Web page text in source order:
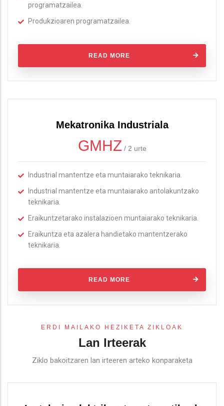
programatzailea.
Produkzioaren programatzailea.
READ MORE
Mekatronika Industriala
GMHZ/ 2 urte
Industrial mantentze eta muntaiarako teknikaria.
Industrial mantentze eta muntaiarako antolakuntzako
teknikaria.
Eraikuntzetarako instalazioen muntaiarako teknikaria.
Eraikuntza eta azalera handietako mantentzerako
teknikaria.
READ MORE
ERDI MAILAKO HEZIKETA ZIKLOAK
Lan Irteerak
Ziklo bakoitzaren lan irteeren arteko konparaketa